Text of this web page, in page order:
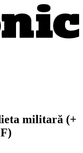
militară (+